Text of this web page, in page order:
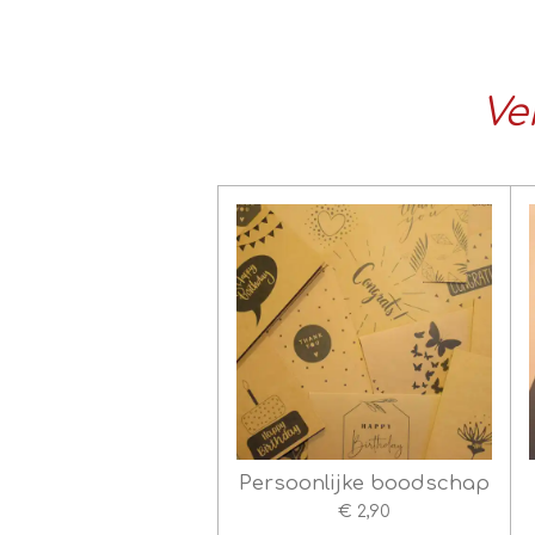
Persoonlijke boodschap
€ 2,90